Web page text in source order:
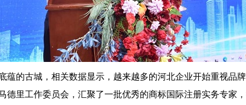
蕴的古城，相关数据显示，越来越多的河北企业开始重视品
德里工作委员会，汇聚了一批优秀的商标国际注册实务专家